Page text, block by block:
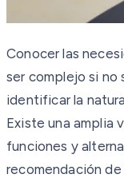
Conocer las
ser complejo si no
identificar la
Existe una amplia
funciones y
recomendación